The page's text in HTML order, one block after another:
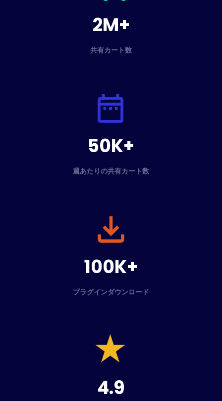
2M+
共有カート数
50K+
週あたりの共有カート数
100K+
プラグインダウンロード
4.9